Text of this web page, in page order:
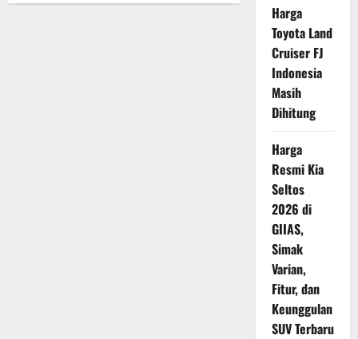
Tricity
Harga
Toyota Land
Cruiser FJ
Indonesia
Masih
Dihitung
Harga
Resmi Kia
Seltos
2026 di
GIIAS,
Simak
Varian,
Fitur, dan
Keunggulan
SUV Terbaru